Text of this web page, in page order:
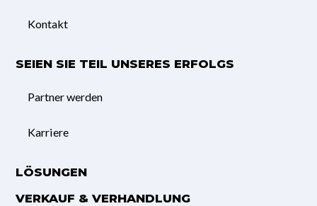
Kontakt
SEIEN SIE TEIL UNSERES ERFOLGS
Partner werden
Karriere
LÖSUNGEN
VERKAUF & VERHANDLUNG